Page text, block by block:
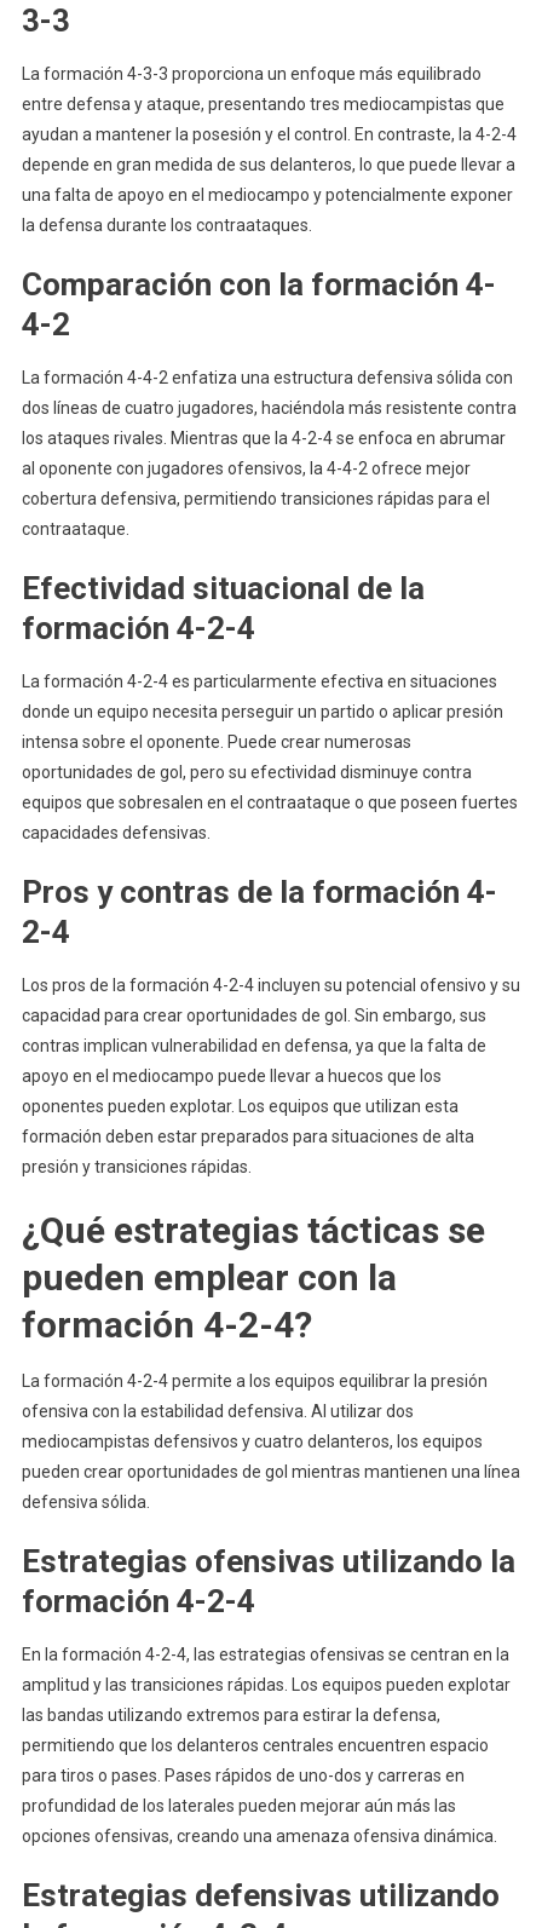
3-3
La formación 4-3-3 proporciona un enfoque más equilibrado
entre defensa y ataque, presentando tres mediocampistas que
ayudan a mantener la posesión y el control. En contraste, la 4-2-4
depende en gran medida de sus delanteros, lo que puede llevar a
una falta de apoyo en el mediocampo y potencialmente exponer
la defensa durante los contraataques.
Comparación con la formación 4-
4-2
La formación 4-4-2 enfatiza una estructura defensiva sólida con
dos líneas de cuatro jugadores, haciéndola más resistente contra
los ataques rivales. Mientras que la 4-2-4 se enfoca en abrumar
al oponente con jugadores ofensivos, la 4-4-2 ofrece mejor
cobertura defensiva, permitiendo transiciones rápidas para el
contraataque.
Efectividad situacional de la
formación 4-2-4
La formación 4-2-4 es particularmente efectiva en situaciones
donde un equipo necesita perseguir un partido o aplicar presión
intensa sobre el oponente. Puede crear numerosas
oportunidades de gol, pero su efectividad disminuye contra
equipos que sobresalen en el contraataque o que poseen fuertes
capacidades defensivas.
Pros y contras de la formación 4-
2-4
Los pros de la formación 4-2-4 incluyen su potencial ofensivo y su
capacidad para crear oportunidades de gol. Sin embargo, sus
contras implican vulnerabilidad en defensa, ya que la falta de
apoyo en el mediocampo puede llevar a huecos que los
oponentes pueden explotar. Los equipos que utilizan esta
formación deben estar preparados para situaciones de alta
presión y transiciones rápidas.
¿Qué estrategias tácticas se
pueden emplear con la
formación 4-2-4?
La formación 4-2-4 permite a los equipos equilibrar la presión
ofensiva con la estabilidad defensiva. Al utilizar dos
mediocampistas defensivos y cuatro delanteros, los equipos
pueden crear oportunidades de gol mientras mantienen una línea
defensiva sólida.
Estrategias ofensivas utilizando la
formación 4-2-4
En la formación 4-2-4, las estrategias ofensivas se centran en la
amplitud y las transiciones rápidas. Los equipos pueden explotar
las bandas utilizando extremos para estirar la defensa,
permitiendo que los delanteros centrales encuentren espacio
para tiros o pases. Pases rápidos de uno-dos y carreras en
profundidad de los laterales pueden mejorar aún más las
opciones ofensivas, creando una amenaza ofensiva dinámica.
Estrategias defensivas utilizando